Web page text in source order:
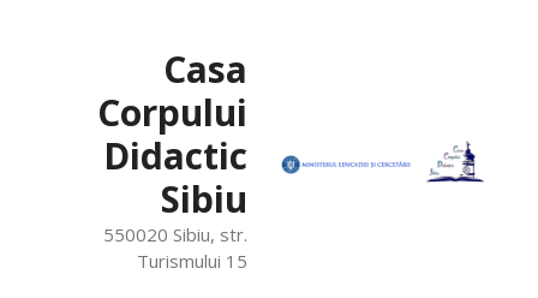
Casa
Corpului
Didactic
Sibiu
550020 Sibiu, str.
Turismului 15